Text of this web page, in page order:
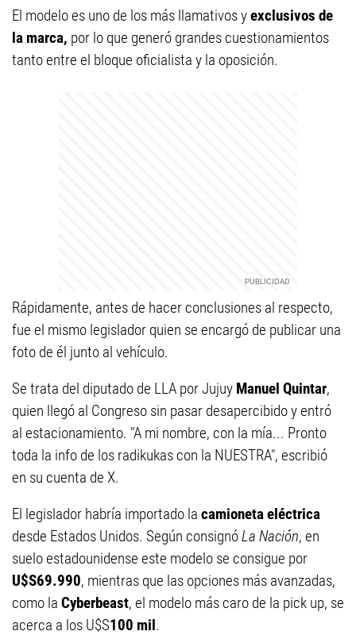
El modelo es uno de los más llamativos yexclusivos de
la marca, por lo que generó grandes cuestionamientos
tanto entre el bloque oficialista y la oposición.
Rápidamente, antes de hacer conclusiones al respecto,
fue el mismo legislador quien se encargó de publicar una
foto de él junto al vehículo.
Se trata del diputado de LLA por Jujuy Manuel Quintar,
quien llegó al Congreso sin pasar desapercibido y entró
al estacionamiento. "A mi nombre, con la mía... Pronto
toda la info de los radikukas con la NUESTRA", escribió
en su cuenta de X.
El legislador habría importado la camioneta eléctrica
desde Estados Unidos. Según consignóLa Nación, en
suelo estadounidense este modelo se consigue por
U$S69.990, mientras que las opciones más avanzadas,
como la Cyberbeast, el modelo más caro de la pick up, se
acerca a los U$S100 mil.